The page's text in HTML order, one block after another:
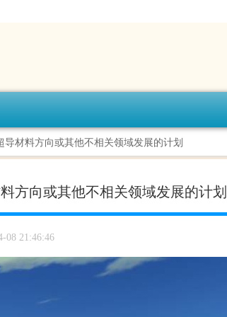
导材料方向或其他不相关领域发展的计划
方向或其他不相关领域发展的计划
08 21:46:46